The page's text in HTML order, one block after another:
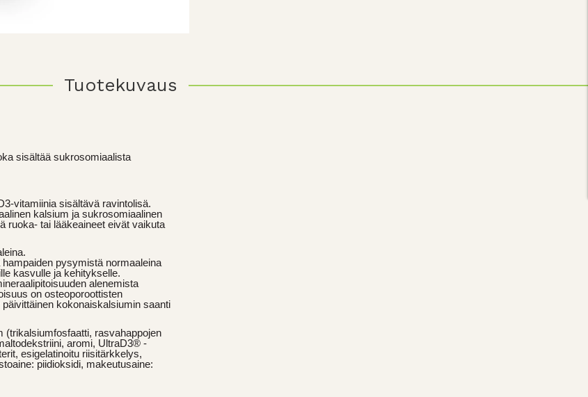
Tuotekuvaus
sisältää sukrosomiaalista
vitamiinia sisältävä ravintolisä.
kalsium ja sukrosomiaalinen
ruoka- tai lääkeaineet eivät vaikuta
pysymistä normaaleina
kasvulle ja kehitykselle.
alenemista
on osteoporoottisten
kokonaiskalsiumin saanti
rasvahappojen
aromi, UltraD3® -
esigelatinoitu riisitärkkelys,
piidioksidi, makeutusaine: